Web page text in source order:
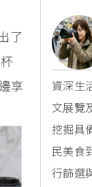
了
享
資深生
文展覽
挖掘具
民美食
行篩選